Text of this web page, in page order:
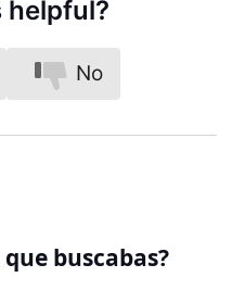
helpful?
No
buscabas?